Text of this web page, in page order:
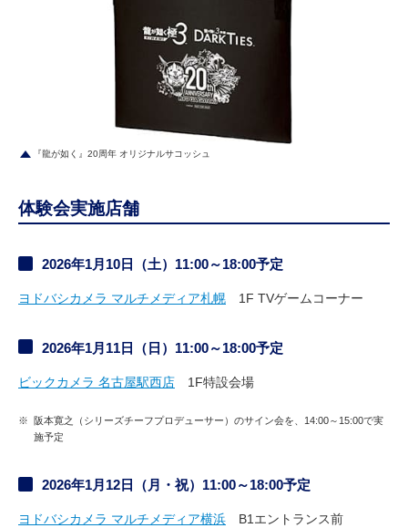
『龍が如く』20周年 オリジナルサコッシュ
体験会実施店舗
2026年1月10日（土）11:00～18:00予定
ヨドバシカメラ マルチメディア札幌 1F TVゲームコーナー
2026年1月11日（日）11:00～18:00予定
ビックカメラ 名古屋駅西店 1F特設会場
※ 阪本寛之（シリーズチーフプロデューサー）のサイン会を、14:00～15:00で実
施予定
2026年1月12日（月・祝）11:00～18:00予定
ヨドバシカメラ マルチメディア横浜 B1エントランス前